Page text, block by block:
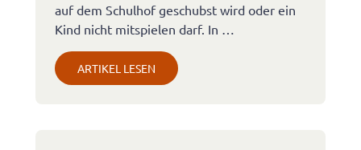
auf dem Schulhof geschubst wird oder ein
Kind nicht mitspielen darf. In …
ARTIKEL LESEN